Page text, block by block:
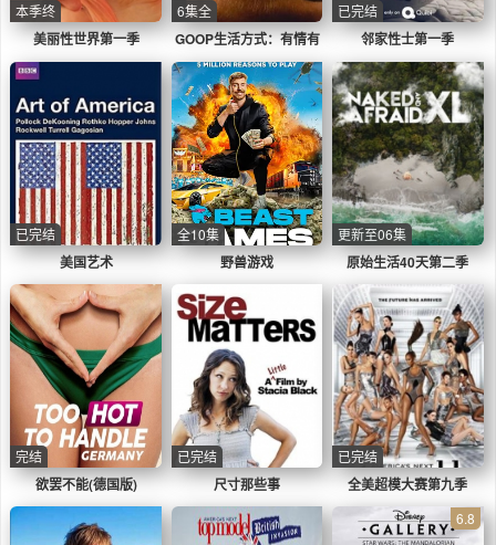
美丽性世界第一季
本季终
GOOP生活方式：有情有
性第一季
6集全
邻家性士第一季
已完结
美国艺术
已完结
野兽游戏
全10集
原始生活40天第二季
更新至06集
欲罢不能(德国版)
完结
尺寸那些事
已完结
全美超模大赛第九季
已完结
6.8